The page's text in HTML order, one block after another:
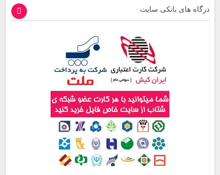
درگاه های بانکی سایت